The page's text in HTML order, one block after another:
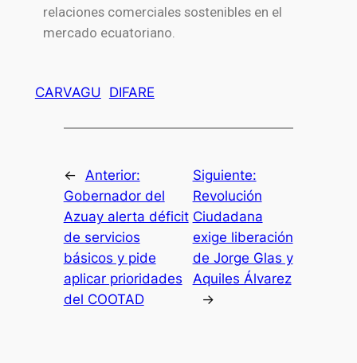
relaciones comerciales sostenibles en el
mercado ecuatoriano.
CARVAGU DIFARE
←
Anterior:
Gobernador del
Azuay alerta déficit
de servicios
básicos y pide
aplicar prioridades
del COOTAD
Siguiente:
Revolución
Ciudadana
exige liberación
de Jorge Glas y
Aquiles Álvarez
→